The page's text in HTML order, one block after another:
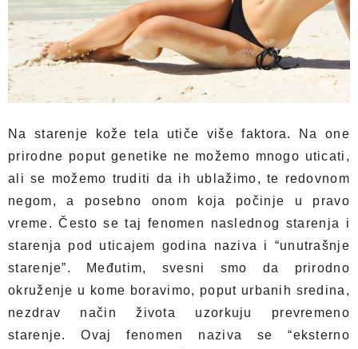
Na starenje kože tela utiče više faktora. Na one
prirodne poput genetike ne možemo mnogo uticati,
ali se možemo truditi da ih ublažimo, te redovnom
negom, a posebno onom koja počinje u pravo
vreme. Često se taj fenomen naslednog starenja i
starenja pod uticajem godina naziva i “unutrašnje
starenje”. Međutim, svesni smo da prirodno
okruženje u kome boravimo, poput urbanih sredina,
nezdrav način života uzorkuju prevremeno
starenje. Ovaj fenomen naziva se “eksterno